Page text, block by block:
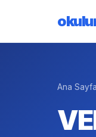
Ana Sayfa